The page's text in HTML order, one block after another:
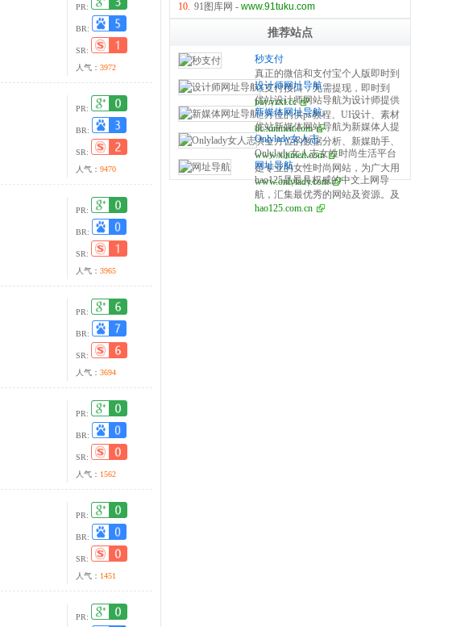
PR:
BR:
SR:
人气： 3972
PR:
BR:
SR:
人气： 9470
PR:
BR:
SR:
人气： 3965
PR:
BR:
SR:
人气： 3694
PR:
BR:
SR:
人气： 1562
PR:
BR:
SR:
人气： 1451
PR:
10. 91图库网 - www.91tuku.com
推荐站点
秒支付
真正的微信和支付宝个人版即时到
账支付接口，无需提现，即时到
账，100%资金安全，彩虹系统合
作服务商，无需手续费，无需人工
操作，是个人收款的最佳解决方
案。
pay.yzxt.cc
设计师网址导航
优站设计师网站导航为设计师提供
全方位的供ps教程、UI设计、素材
下载、高清图库、配色方案、用户
体验、网页设计等全方位设计师网
站导航指引。每周更新及时，同时
是优站网（YOUZHAN.CO）旗下
最实用、最专业、最全面、最好用
的设计师网址导航！
dc.xinmeit.com
新媒体网址导航
优站新媒体网站导航为新媒体人提
供全方位的数据分析、新媒助手、
必备的工具资源、自媒体平台、运
营营销、学习创业等全方位新媒体
网站导航指引。每周更新及时，同
时是优站网（YOUZHAN.CO）旗
下最实用、最专业、最全面、最好
www.xinmeit.com
Onlylady女人志
Onlylady女人志女性时尚生活平台
是专业的女性时尚网站，为广大用
户提供专业的时尚潮流、美容方
法、流行趋势、服饰时装资讯，打
造专业时尚、美容、生活、达人、
www.onlylady.com
网址导航
hao125是最具权威的中文上网导
航，汇集最优秀的网站及资源。及
时收录影视、音乐、小说、游戏等
hao125.com.cn